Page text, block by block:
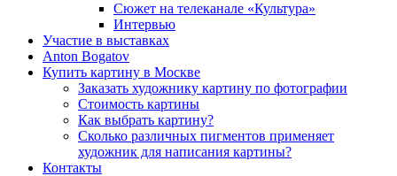
Сюжет на телеканале «Культура»
Интервью
Участие в выставках
Anton Bogatov
Купить картину в Москве
Заказать художнику картину по фотографии
Стоимость картины
Как выбрать картину?
Сколько различных пигментов применяет
художник для написания картины?
Контакты